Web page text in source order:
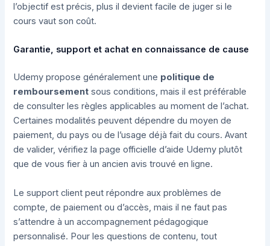
l’objectif est précis, plus il devient facile de juger si le
cours vaut son coût.
Garantie, support et achat en connaissance de cause
Udemy propose généralement une politique de
remboursement sous conditions, mais il est préférable
de consulter les règles applicables au moment de l’achat.
Certaines modalités peuvent dépendre du moyen de
paiement, du pays ou de l’usage déjà fait du cours. Avant
de valider, vérifiez la page officielle d’aide Udemy plutôt
que de vous fier à un ancien avis trouvé en ligne.
Le support client peut répondre aux problèmes de
compte, de paiement ou d’accès, mais il ne faut pas
s’attendre à un accompagnement pédagogique
personnalisé. Pour les questions de contenu, tout